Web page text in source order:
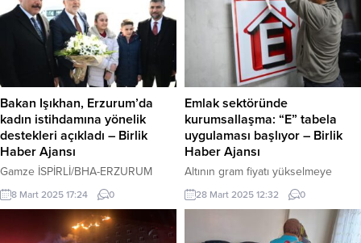
Bakan Işıkhan, Erzurum’da
kadın istihdamına yönelik
destekleri açıkladı – Birlik
Haber Ajansı
Gamze İSPİRLİ/BHA-ERZURUM
Çalışma ve Sosyal Güvenlik Bakanı
Vedat Işıkhan’ bir dizi temas ve
incelemelerde bulunmak için
Erzurum’a geldi. Erzurum Valisi
8 Mart 2025 17:24 0
Emlak sektöründe
kurumsallaşma: “E” tabela
uygulaması başlıyor – Birlik
Haber Ajansı
Altının gram fiyatı yükselmeye
devam ediyor: 3 bin 769 lira
ANKARA-BHA Emlak sektöründe
kurumsallaşmayı hedefleyen yeni
bir uygulama, Ramazan
28 Mart 2025 12:32 0